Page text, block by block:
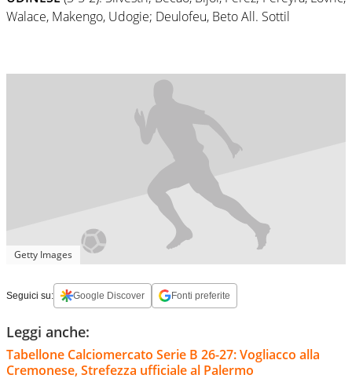
Walace, Makengo, Udogie; Deulofeu, Beto All. Sottil
Getty Images
Seguici su: Google Discover Fonti preferite
Leggi anche:
Tabellone Calciomercato Serie B 26-27: Vogliacco alla
Cremonese, Strefezza ufficiale al Palermo